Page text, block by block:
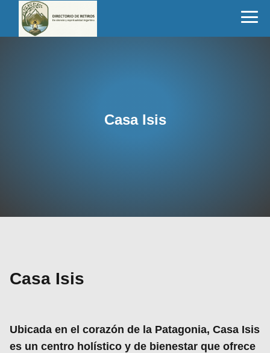
Casa Isis
Casa Isis
Ubicada en el corazón de la Patagonia, Casa Isis
es un centro holístico y de bienestar que ofrece